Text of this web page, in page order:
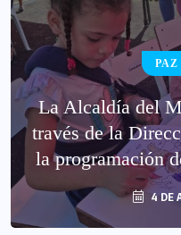
La Alcaldía del
través de la
la programación
4 DE